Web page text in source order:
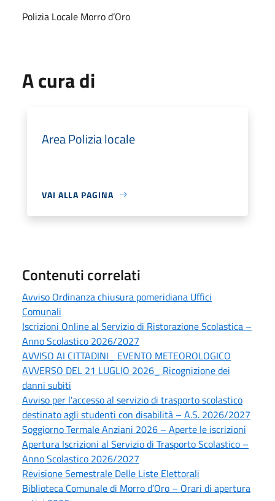
Polizia Locale Morro d’Oro
A cura di
Area Polizia locale
VAI ALLA PAGINA
Contenuti correlati
Avviso Ordinanza chiusura pomeridiana Uffici
Comunali
Iscrizioni Online al Servizio di Ristorazione Scolastica –
Anno Scolastico 2026/2027
AVVISO AI CITTADINI_ EVENTO METEOROLOGICO
AVVERSO DEL 21 LUGLIO 2026_ Ricognizione dei
danni subiti
Avviso per l'accesso al servizio di trasporto scolastico
destinato agli studenti con disabilità – A.S. 2026/2027
Soggiorno Termale Anziani 2026 – Aperte le iscrizioni
Apertura Iscrizioni al Servizio di Trasporto Scolastico –
Anno Scolastico 2026/2027
Revisione Semestrale Delle Liste Elettorali
Biblioteca Comunale di Morro d’Oro – Orari di apertura